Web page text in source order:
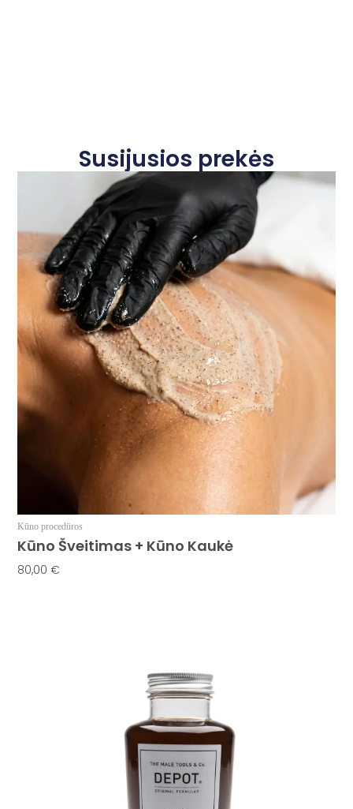
Susijusios prekės
Kūno procedūros
Kūno Šveitimas + Kūno Kaukė
80,00€